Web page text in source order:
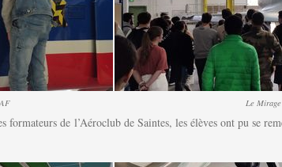
Le Mirage
de l’Aéroclub de Saintes, les élèves ont pu se